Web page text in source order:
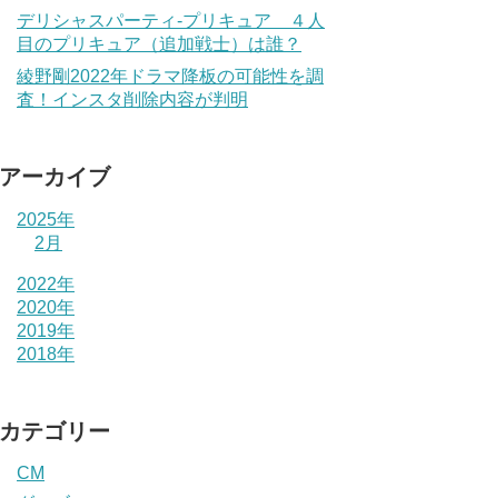
デリシャスパーティ-プリキュア ４人
目のプリキュア（追加戦士）は誰？
綾野剛2022年ドラマ降板の可能性を調
査！インスタ削除内容が判明
アーカイブ
2025年
2月
2022年
2020年
2019年
2018年
カテゴリー
CM